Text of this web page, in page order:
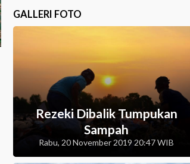
GALLERI FOTO
Rezeki Dibalik Tumpukan
Sampah
Rabu, 20 November 2019 20:47 WIB